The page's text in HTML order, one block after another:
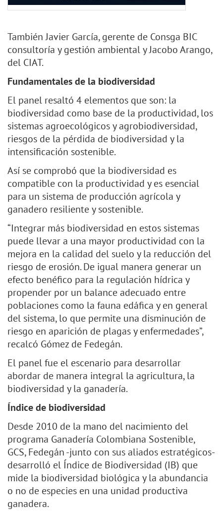
También Javier García, gerente de Consga BIC
consultoría y gestión ambiental y Jacobo Arango,
del CIAT.
Fundamentales de la biodiversidad
El panel resaltó 4 elementos que son: la
biodiversidad como base de la productividad, los
sistemas agroecológicos y agrobiodiversidad,
riesgos de la pérdida de biodiversidad y la
intensificación sostenible.
Así se comprobó que la biodiversidad es
compatible con la productividad y es esencial
para un sistema de producción agrícola y
ganadero resiliente y sostenible.
“Integrar más biodiversidad en estos sistemas
puede llevar a una mayor productividad con la
mejora en la calidad del suelo y la reducción del
riesgo de erosión. De igual manera generar un
efecto benéfico para la regulación hídrica y
propender por un balance adecuado entre
poblaciones como la fauna edáfica y en general
del sistema, lo que permite una disminución de
riesgo en aparición de plagas y enfermedades”,
recalcó Gómez de Fedegán.
El panel fue el escenario para desarrollar
abordar de manera integral la agricultura, la
biodiversidad y la ganadería.
Índice de biodiversidad
Desde 2010 de la mano del nacimiento del
programa Ganadería Colombiana Sostenible,
GCS, Fedegán -junto con sus aliados estratégicos-
desarrolló el Índice de Biodiversidad (IB) que
mide la biodiversidad biológica y la abundancia
o no de especies en una unidad productiva
ganadera.